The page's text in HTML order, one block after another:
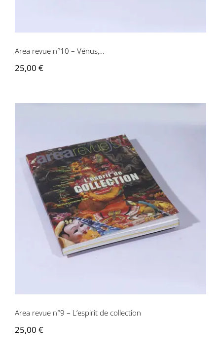
Area revue n°10 – Vénus,…
25,00 €
Area revue n°9 – L’espirit de collection
Area revue n°9 – L’espirit de collection
25,00 €